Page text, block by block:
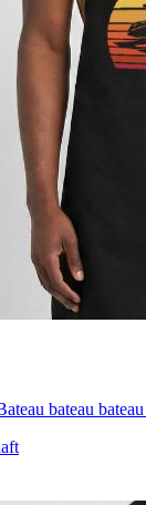
bateau